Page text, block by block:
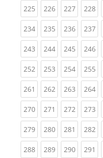
225(current)
226(current)
227(current)
228
234(current)
235(current)
236(current)
237
243(current)
244(current)
245(current)
246
252(current)
253(current)
254(current)
255
261 (current)
262(current)
263(current)
264
270(current)
271 (current)
272(current)
273
279(current)
280(current)
281 (current)
282
288(current)
289(current)
290(current)
291